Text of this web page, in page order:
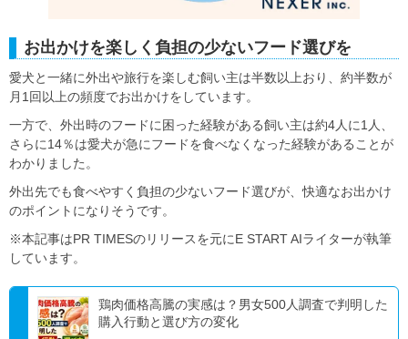
お出かけを楽しく負担の少ないフード選びを
愛犬と一緒に外出や旅行を楽しむ飼い主は半数以上おり、約半数が
月1回以上の頻度でお出かけをしています。
一方で、外出時のフードに困った経験がある飼い主は約4人に1人、
さらに14％は愛犬が急にフードを食べなくなった経験があることが
わかりました。
外出先でも食べやすく負担の少ないフード選びが、快適なお出かけ
のポイントになりそうです。
※本記事はPR TIMESのリリースを元にE START AIライターが執筆
しています。
鶏肉価格高騰の実感は？男女500人調査で判明した
購入行動と選び方の変化